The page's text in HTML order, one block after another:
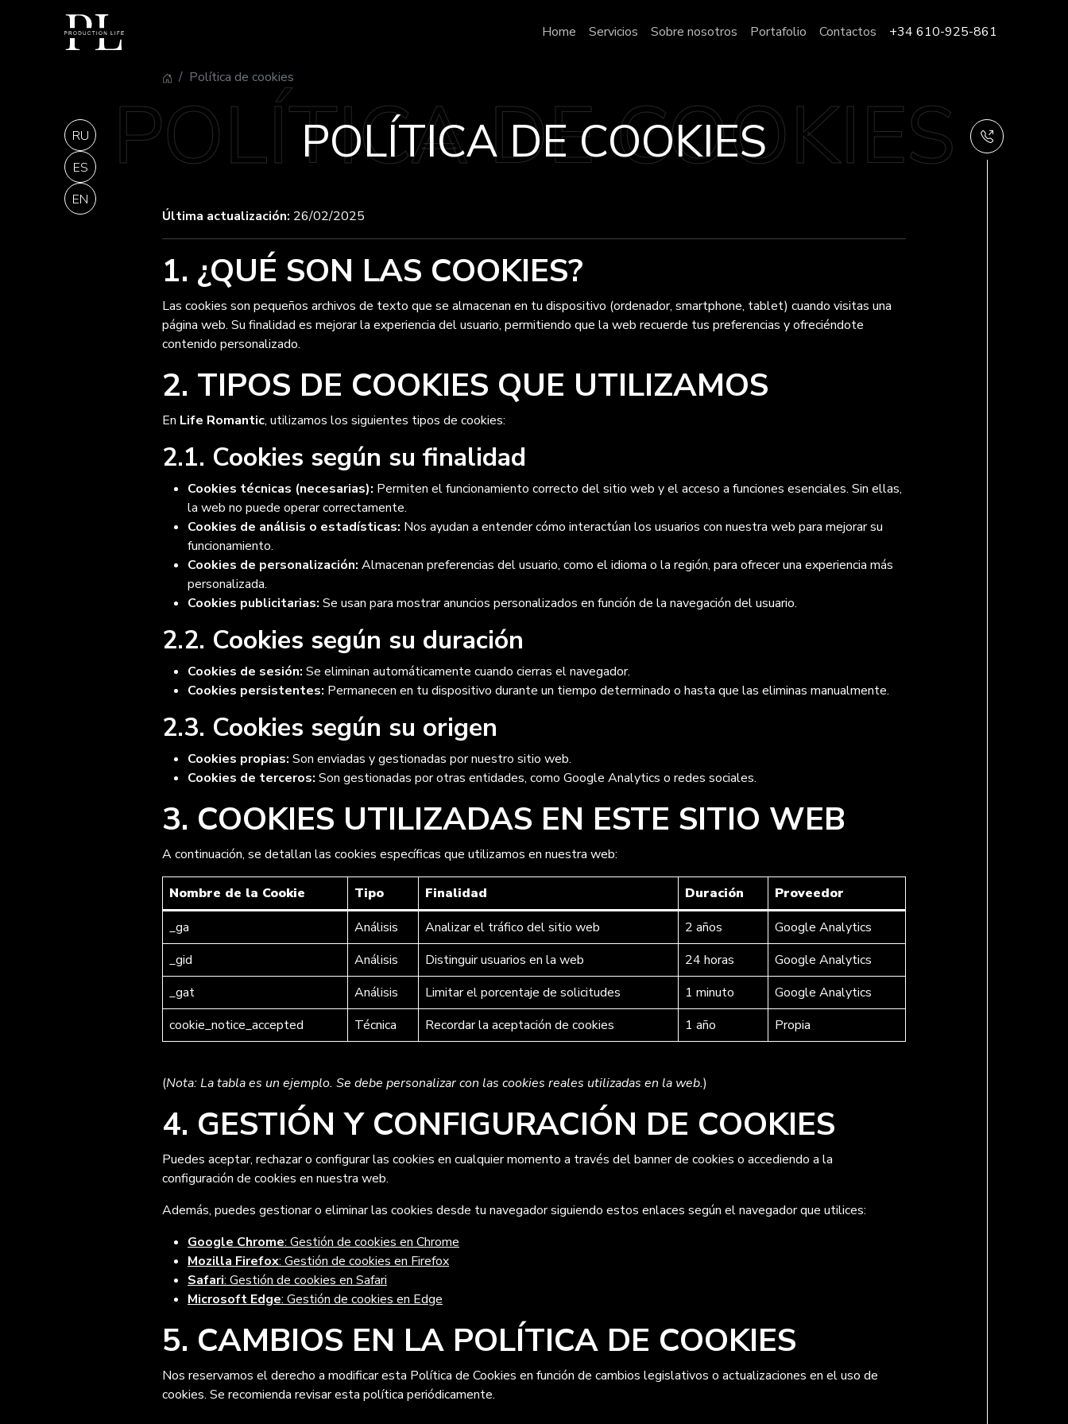
Home Servicios Sobre nosotros Portafolio Contactos +34 610-925-861
RU
ES
EN
política de cookies
POLÍTICA DE COOKIES
Última actualización: 26/02/2025
1. ¿QUÉ SON LAS COOKIES?
Las cookies son pequeños archivos de texto que se almacenan en tu dispositivo (ordenador, smartphone, tablet) cuando visitas una
página web. Su finalidad es mejorar la experiencia del usuario, permitiendo que la web recuerde tus preferencias y ofreciéndote
contenido personalizado.
2. TIPOS DE COOKIES QUE UTILIZAMOS
En Life Romantic, utilizamos los siguientes tipos de cookies:
2.1. Cookies según su finalidad
Cookies técnicas (necesarias): Permiten el funcionamiento correcto del sitio web y el acceso a funciones esenciales. Sin ellas,
la web no puede operar correctamente.
Cookies de análisis o estadísticas: Nos ayudan a entender cómo interactúan los usuarios con nuestra web para mejorar su
funcionamiento.
Cookies de personalización: Almacenan preferencias del usuario, como el idioma o la región, para ofrecer una experiencia más
personalizada.
Cookies publicitarias: Se usan para mostrar anuncios personalizados en función de la navegación del usuario.
2.2. Cookies según su duración
Cookies de sesión: Se eliminan automáticamente cuando cierras el navegador.
Cookies persistentes: Permanecen en tu dispositivo durante un tiempo determinado o hasta que las eliminas manualmente.
2.3. Cookies según su origen
Cookies propias: Son enviadas y gestionadas por nuestro sitio web.
Cookies de terceros: Son gestionadas por otras entidades, como Google Analytics o redes sociales.
3. COOKIES UTILIZADAS EN ESTE SITIO WEB
A continuación, se detallan las cookies específicas que utilizamos en nuestra web:
Nombre de la Cookie Tipo Finalidad Duración
Proveedor
_ga
Análisis Analizar el tráfico del sitio web 2 años
Google Analytics
_gid
Análisis Distinguir usuarios en la web 24 horas
Google Analytics
_gat
Análisis Limitar el porcentaje de solicitudes 1 minuto
Google Analytics
cookie_notice_accepted
Técnica Recordar la aceptación de cookies 1 año Propia
(Nota: La tabla es un ejemplo. Se debe personalizar con las cookies reales utilizadas en la web.)
4. GESTIÓN Y CONFIGURACIÓN DE COOKIES
Puedes aceptar, rechazar o configurar las cookies en cualquier momento a través del banner de cookies o accediendo a la
configuración de cookies en nuestra web.
Además, puedes gestionar o eliminar las cookies desde tu navegador siguiendo estos enlaces según el navegador que utilices:
Google Chrome: Gestión de cookies en Chrome
Mozilla Firefox: Gestión de cookies en Firefox
Safari: Gestión de cookies en Safari
Microsoft Edge: Gestión de cookies en Edge
5. CAMBIOS EN LA POLÍTICA DE COOKIES
Nos reservamos el derecho a modificar esta Política de Cookies en función de cambios legislativos o actualizaciones en el uso de
cookies. Se recomienda revisar esta política periódicamente.